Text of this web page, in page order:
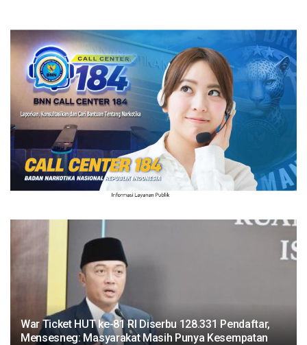
War Ticket HUT ke-81 RI Diserbu 128.331 Pendaftar,
Mensesneg: Masyarakat Masih Punya Kesempatan